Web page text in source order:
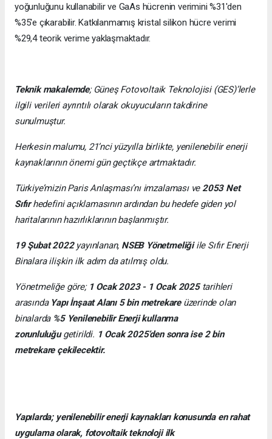
yoğunluğunu kullanabilir ve GaAs hücrenin verimini %31'den
%35'e çıkarabilir. Katkılanmamış kristal silikon hücre verimi
%29,4 teorik verime yaklaşmaktadır.
Teknik makalemde; Güneş Fotovoltaik Teknolojisi (GES)’lerle
ilgili verileri ayrıntılı olarak okuyucuların takdirine
sunulmuştur.
Herkesin malumu, 21’nci yüzyılla birlikte, yenilenebilir enerji
kaynaklarının önemi gün geçtikçe artmaktadır.
Türkiye’mizin Paris Anlaşması’nı imzalaması ve2053 Net
Sıfırhedefini açıklamasının ardından bu hedefe giden yol
haritalarının hazırlıklarının başlanmıştır.
19 Şubat 2022 yayınlanan, NSEB Yönetmeliğiile Sıfır Enerji
Binalara ilişkin ilk adım da atılmış oldu.
Yönetmeliğe göre; 1 Ocak 2023 - 1 Ocak 2025 tarihleri
arasında Yapı İnşaat Alanı 5 bin metrekare üzerinde olan
binalarda%5 Yenilenebilir Enerji kullanma
zorunluluğugetirildi. 1 Ocak 2025’den sonra ise 2 bin
metrekare çekilecektir.
Yapılarda; yenilenebilir enerji kaynakları konusunda en rahat
uygulama olarak, fotovoltaik teknoloji ilk